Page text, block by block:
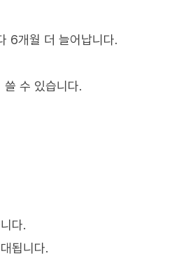
6개월 더 늘어납니다.
수 있습니다.
다.
됩니다.